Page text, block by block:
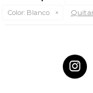
Color: Blanco
